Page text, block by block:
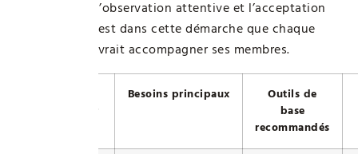
la répétition, l’observation attentive et l’acceptation
des erreurs. C’est dans cette démarche que chaque
plateforme devrait accompagner ses membres.
d’utilisateur
Besoins principaux
Outils de
base
recommandés